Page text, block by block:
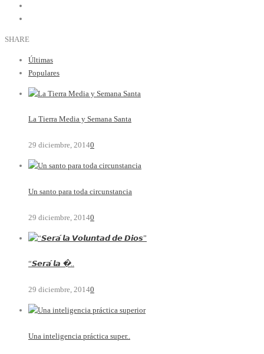
SHARE
Últimas
Populares
La Tierra Media y Semana Santa
29 diciembre, 20140
Un santo para toda circunstancia
29 diciembre, 20140
“𝙎𝙚𝙧𝙖́ 𝙡𝙖 �..
29 diciembre, 20140
Una inteligencia práctica super..